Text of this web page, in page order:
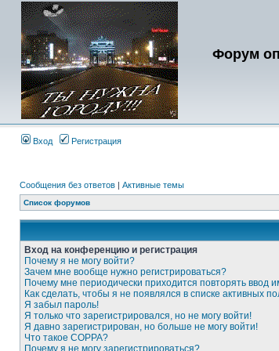
Форум
Вход Регистрация
Сообщения без ответов | Активные темы
Список форумов
Вход на конференцию и регистрация
Почему я не могу войти?
Зачем мне вообще нужно регистрироваться?
Почему мне периодически приходится повторять ввод
Как сделать, чтобы я не появлялся в списке активных
Я забыл пароль!
Я только что зарегистрировался, но не могу войти!
Я давно зарегистрирован, но больше не могу войти!
Что такое COPPA?
Почему я не могу зарегистрироваться?